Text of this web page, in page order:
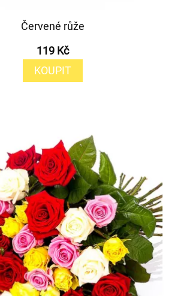
Červené růže
119 Kč
KOUPIT